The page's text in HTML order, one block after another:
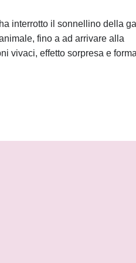
interrotto il sonnellino della
fino a ad arrivare alla
vivaci, effetto sorpresa e